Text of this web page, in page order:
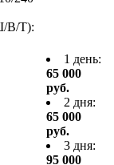
В/Т):
1 день:
65 000
руб.
2 дня:
65 000
руб.
3 дня:
95 000